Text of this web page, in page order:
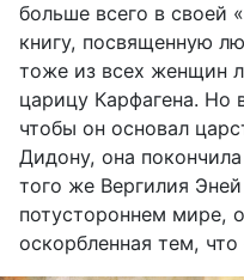
больше всего в своей
книгу, посвященную
тоже из всех женщин
царицу Карфагена. Но
чтобы он основал
Дидону, она
того же Вергилия
потустороннем мире,
оскорбленная тем, что